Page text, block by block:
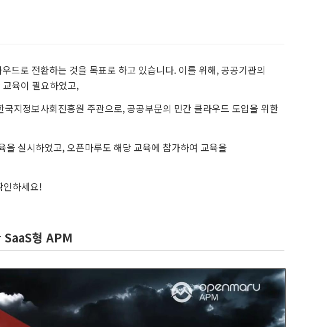
드로 전환하는 것을 목표로 하고 있습니다. 이를 위해, 공공기관의
육이 필요하였고,
지정보사회진흥원 주관으로, 공공부문의 민간 클라우드 도입을 위한
실시하였고, 오픈마루도 해당 교육에 참가하여 교육을
인하세요!
SaaS형 APM